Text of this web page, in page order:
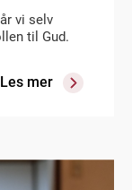
vi selv
til Gud.
Les mer